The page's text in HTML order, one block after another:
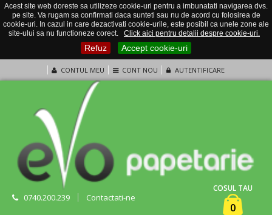
Acest site web doreste sa utilizeze cookie-uri pentru a imbunatati navigarea dvs.
pe site. Va rugam sa confirmati daca sunteti sau nu de acord cu folosirea de
cookie-uri. In cazul in care dezactivati cookie-urile, este posibil ca unele zone ale
site-ului sa nu functioneze corect.
Click aici pentru detalii despre cookie-uri.
Refuz Accept cookie-uri
CONTUL MEU CONT NOU AUTENTIFICARE
0740.200.239 Contactati-ne
COSUL TAU
0